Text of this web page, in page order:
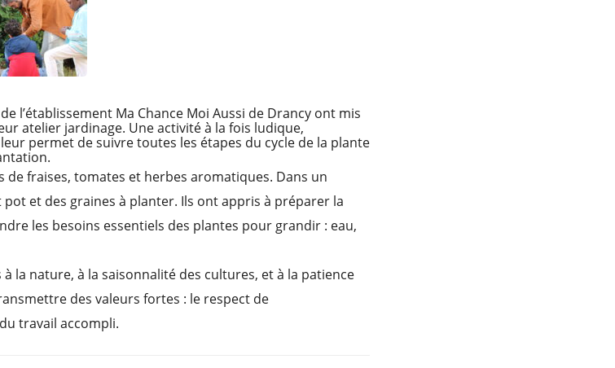
l’établissement Ma Chance Moi Aussi de Drancy ont mis
atelier jardinage. Une activité à la fois ludique,
permet de suivre toutes les étapes du cycle de la plante
de fraises, tomates et herbes aromatiques. Dans un
et des graines à planter. Ils ont appris à préparer la
les besoins essentiels des plantes pour grandir : eau,
la nature, à la saisonnalité des cultures, et à la patience
des valeurs fortes : le respect de
travail accompli.